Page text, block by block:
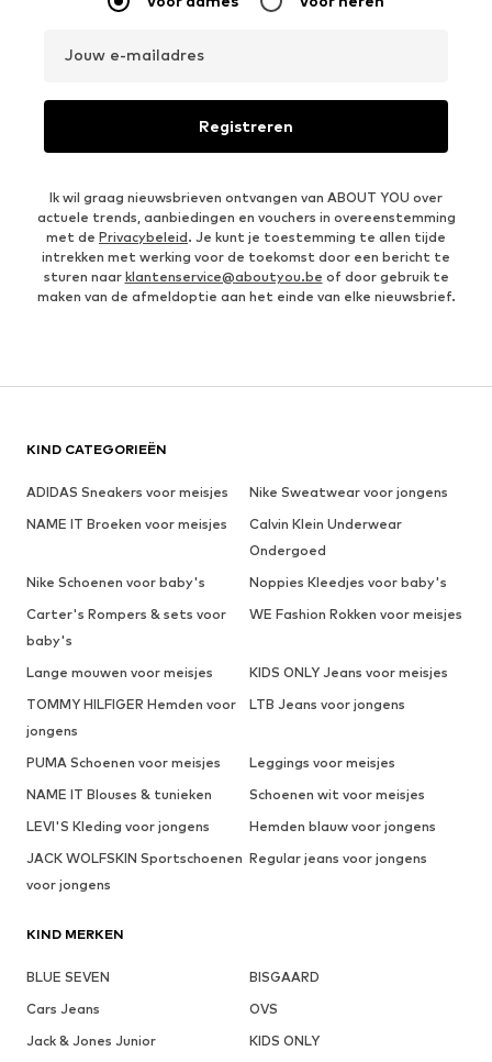
Jouw e-mailadres
Registreren
Ik wil graag nieuwsbrieven ontvangen van ABOUT YOU over
actuele trends, aanbiedingen en vouchers in overeenstemming
met de Privacybeleid. Je kunt je toestemming te allen tijde
intrekken met werking voor de toekomst door een bericht te
sturen naar klantenservice@aboutyou.be of door gebruik te
maken van de afmeldoptie aan het einde van elke nieuwsbrief.
KIND CATEGORIEËN
ADIDAS Sneakers voor meisjes
Nike Sweatwear voor jongens
NAME IT Broeken voor meisjes
Calvin Klein Underwear
Ondergoed
Nike Schoenen voor baby's
Noppies Kleedjes voor baby's
Carter's Rompers & sets voor
baby's
WE Fashion Rokken voor meisjes
Lange mouwen voor meisjes
KIDS ONLY Jeans voor meisjes
TOMMY HILFIGER Hemden voor
jongens
LTB Jeans voor jongens
PUMA Schoenen voor meisjes
Leggings voor meisjes
NAME IT Blouses & tunieken
Schoenen wit voor meisjes
LEVI'S Kleding voor jongens
Hemden blauw voor jongens
JACK WOLFSKIN Sportschoenen
voor jongens
Regular jeans voor jongens
KIND MERKEN
BLUE SEVEN
BISGAARD
Cars Jeans
OVS
Jack & Jones Junior
KIDS ONLY